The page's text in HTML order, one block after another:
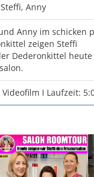
Anny
Anny im schicken
zeigen Steffi
Dederonkittel heute
Videofilm I Laufzeit: